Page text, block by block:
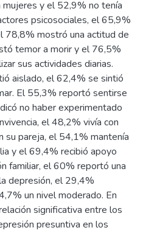
y el 52,9% no tenía
psicosociales, el 65,9%
78,8% mostró una actitud de
temor a morir y el 76,5%
sus actividades diarias.
aislado, el 62,4% se sintió
El 55,3% reportó sentirse
no haber experimentado
el 48,2% vivía con
su pareja, el 54,1% mantenía
y el 69,4% recibió apoyo
familiar, el 60% reportó una
depresión, el 29,4%
un nivel moderado. En
significativa entre los
presuntiva en los